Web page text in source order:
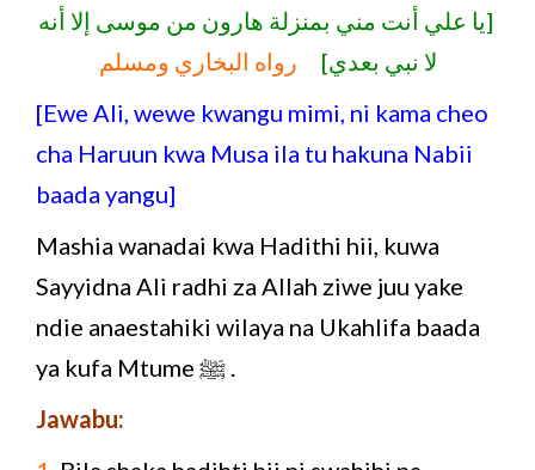
[يا علي أنت مني بمنزلة هارون من موسى إلا أنه
لا نبي بعدي] رواه البخاري ومسلم
[Ewe Ali, wewe kwangu mimi, ni kama cheo
cha Haruun kwa Musa ila tu hakuna Nabii
baada yangu]
Mashia wanadai kwa Hadithi hii, kuwa
Sayyidna Ali radhi za Allah ziwe juu yake
ndie anaestahiki wilaya na Ukahlifa baada
ya kufa Mtume ﷺ .
Jawabu: